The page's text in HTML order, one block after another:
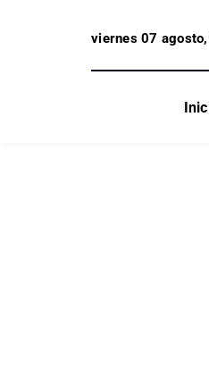
viernes 07